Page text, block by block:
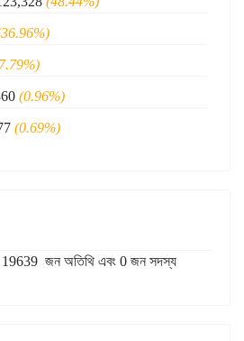
(0.96%)
(0.69%)
19639 জন অতিথি এবং 0 জন সদস্য